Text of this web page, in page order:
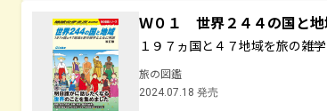
Ｗ０１ 世界２４４の国と
１９７ヵ国と４７地域を旅の雑
旅の図鑑
2024.07.18 発売